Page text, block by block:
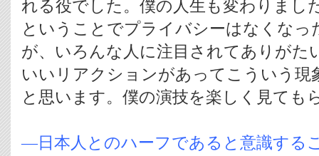
れる役でした。僕の人生も変わりまし
ということでプライバシーはなくなっ
が、いろんな人に注目されてありがた
いいリアクションがあってこういう現
と思います。僕の演技を楽しく見ても
―日本人とのハーフであると意識す